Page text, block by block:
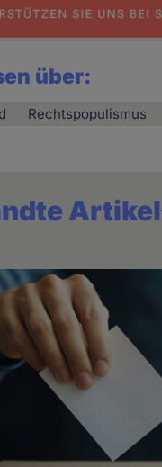
über:
Rechtspopulismus
Artikel